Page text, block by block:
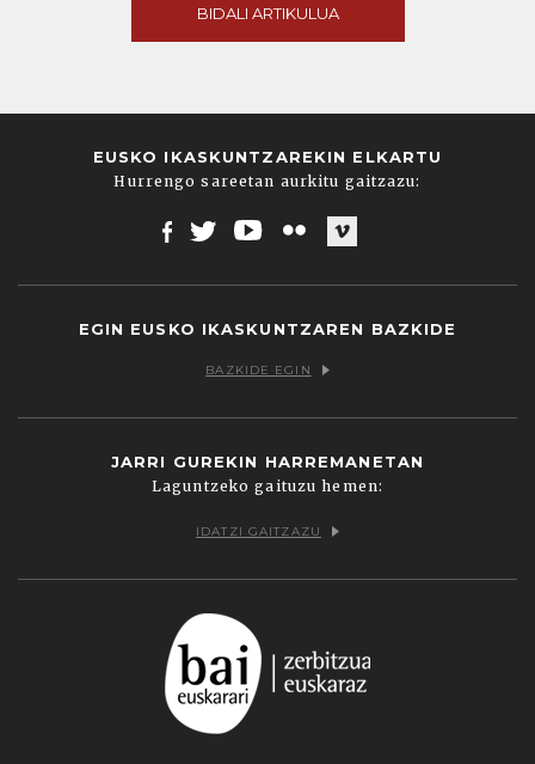
BIDALI ARTIKULUA
EUSKO IKASKUNTZAREKIN ELKARTU
Hurrengo sareetan aurkitu gaitzazu:
EGIN EUSKO IKASKUNTZAREN BAZKIDE
BAZKIDE EGIN
JARRI GUREKIN HARREMANETAN
Laguntzeko gaituzu hemen:
IDATZI GAITZAZU